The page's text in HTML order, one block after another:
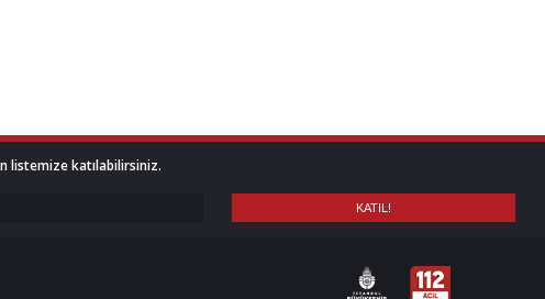
listemize katılabilirsiniz.